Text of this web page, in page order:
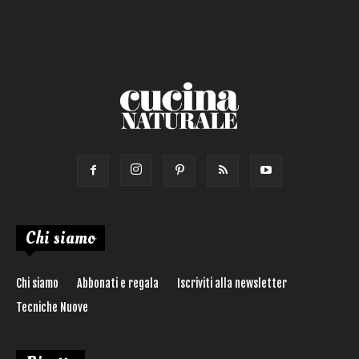
Chi siamo
Chi siamo Abbonati e regala
Iscriviti alla newsletter
Tecniche Nuove